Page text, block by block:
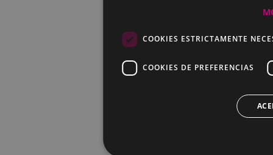
COOKIES ESTRICTAMENTE
COOKIES DE PREFERENCIAS